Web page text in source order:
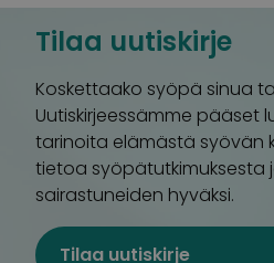
Tilaa uutiskirje
Koskettaako syöpä sinua
Uutiskirjeessämme pääset
tarinoita elämästä syövän
tietoa syöpätutkimuksesta
sairastuneiden hyväksi.
Tilaa uutiskirje